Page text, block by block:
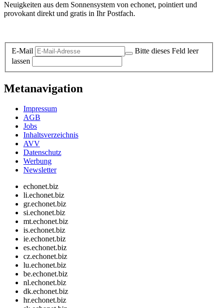
Neuigkeiten aus dem Sonnensystem von echonet, pointiert und
provokant direkt und gratis in Ihr Postfach.
E-Mail
Bitte dieses Feld leer
lassen
Metanavigation
Impressum
AGB
Jobs
Inhaltsverzeichnis
AVV
Datenschutz
Werbung
Newsletter
echonet.biz
li.echonet.biz
gr.echonet.biz
si.echonet.biz
mt.echonet.biz
is.echonet.biz
ie.echonet.biz
es.echonet.biz
cz.echonet.biz
lu.echonet.biz
be.echonet.biz
nl.echonet.biz
dk.echonet.biz
hr.echonet.biz